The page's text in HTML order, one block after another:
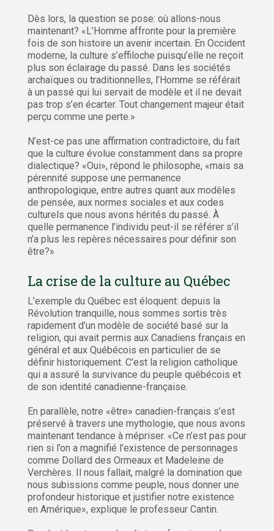
Dès lors, la question se pose: où allons-nous
maintenant? «L’Homme affronte pour la première
fois de son histoire un avenir incertain. En Occident
moderne, la culture s’effiloche puisqu’elle ne reçoit
plus son éclairage du passé. Dans les sociétés
archaïques ou traditionnelles, l’Homme se référait
à un passé qui lui servait de modèle et il ne devait
pas trop s’en écarter. Tout changement majeur était
perçu comme une perte.»
N’est-ce pas une affirmation contradictoire, du fait
que la culture évolue constamment dans sa propre
dialectique? «Oui», répond le philosophe, «mais sa
pérennité suppose une permanence
anthropologique, entre autres quant aux modèles
de pensée, aux normes sociales et aux codes
culturels que nous avons hérités du passé. À
quelle permanence l’individu peut-il se référer s’il
n’a plus les repères nécessaires pour définir son
être?»
La crise de la culture au Québec
L’exemple du Québec est éloquent: depuis la
Révolution tranquille, nous sommes sortis très
rapidement d’un modèle de société basé sur la
religion, qui avait permis aux Canadiens français en
général et aux Québécois en particulier de se
définir historiquement. C’est la religion catholique
qui a assuré la survivance du peuple québécois et
de son identité canadienne-française.
En parallèle, notre «être» canadien-français s’est
préservé à travers une mythologie, que nous avons
maintenant tendance à mépriser. «Ce n’est pas pour
rien si l’on a magnifié l’existence de personnages
comme Dollard des Ormeaux et Madeleine de
Verchères. Il nous fallait, malgré la domination que
nous subissions comme peuple, nous donner une
profondeur historique et justifier notre existence
en Amérique», explique le professeur Cantin.